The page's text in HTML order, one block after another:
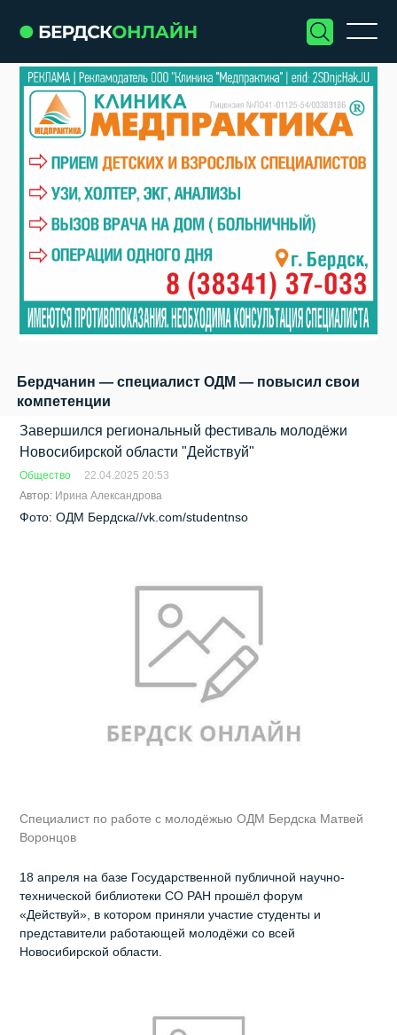
Бердчанин — специалист ОДМ — повысил свои
компетенции
Завершился региональный фестиваль молодёжи
Новосибирской области "Действуй"
Общество
22.04.2025 20:53
Автор: Ирина Александрова
Фото: ОДМ Бердска//vk.com/studentnso
Специалист по работе с молодёжью ОДМ Бердска Матвей
Воронцов
18 апреля на базе Государственной публичной научно-
технической библиотеки СО РАН прошёл форум
«Действуй», в котором приняли участие студенты и
представители работающей молодёжи со всей
Новосибирской области.